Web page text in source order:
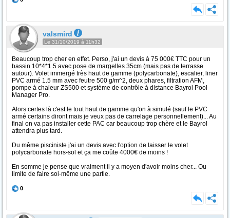
valsmird
Le 31/10/2019 à 11h32
Beaucoup trop cher en effet. Perso, j'ai un devis à 75 000€ TTC pour un
bassin 10*4*1.5 avec pose de margelles 35cm (mais pas de terrasse
autour). Volet immergé très haut de gamme (polycarbonate), escalier, liner
PVC armé 1.5 mm avec feutre 500 g/m^2, deux phares, filtration AFM,
pompe à chaleur ZS500 et système de contrôle à distance Bayrol Pool
Manager Pro.
Alors certes là c'est le tout haut de gamme qu'on à simulé (sauf le PVC
armé certains diront mais je veux pas de carrelage personnellement)... Au
final on va pas installer cette PAC car beaucoup trop chère et le Bayrol
attendra plus tard.
Du même pisciniste j'ai un devis avec l'option de laisser le volet
polycarbonate hors-sol et ça me coûte 4000€ de moins !
En somme je pense que vraiment il y a moyen d'avoir moins cher... Ou
limite de faire soi-même une partie.
0